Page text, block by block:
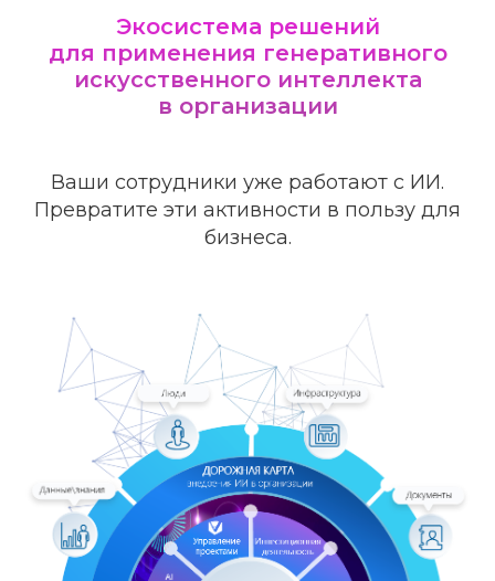
Экосистема решений
для применения генеративного
искусственного интеллекта
в организации
Ваши сотрудники уже работают с ИИ.
Превратите эти активности в пользу для
бизнеса.